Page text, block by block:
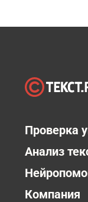
Проверка
Анализ
Компания